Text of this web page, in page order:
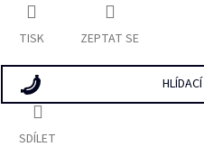
TISK ZEPTAT SE
SDÍLET